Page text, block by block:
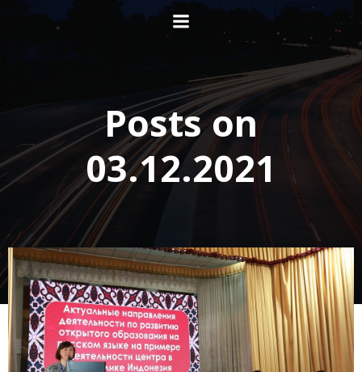
Перейти
к
содержимому
Posts on
03.12.2021